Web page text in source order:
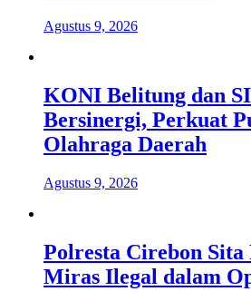
Agustus 9, 2026
KONI Belitung dan
Bersinergi, Perkuat
Olahraga Daerah
Agustus 9, 2026
Polresta Cirebon Sita
Miras Ilegal dalam